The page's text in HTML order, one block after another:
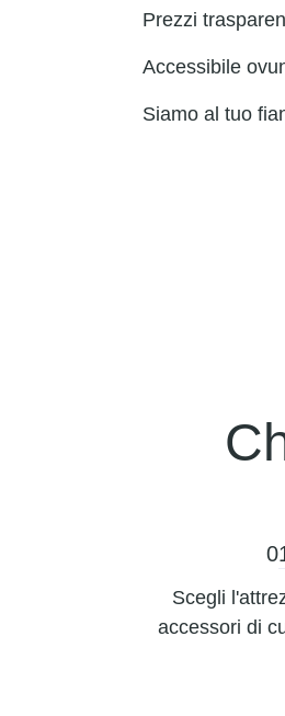
Prezzi
Accessibile
Siamo al tuo
Scegli
accessori di